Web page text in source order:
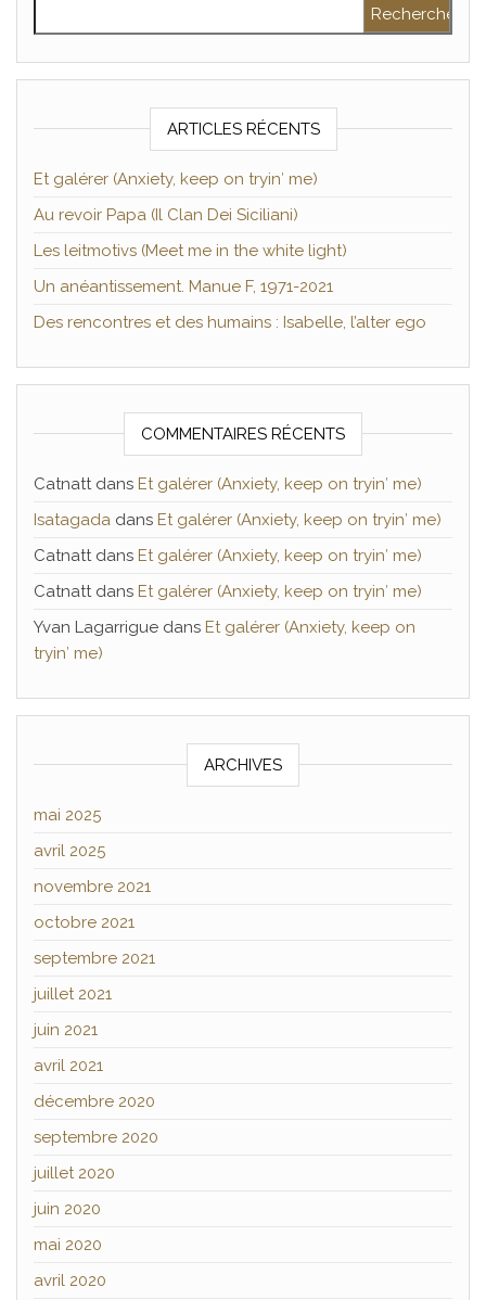
ARTICLES RÉCENTS
Et galérer (Anxiety, keep on tryin′ me)
Au revoir Papa (Il Clan Dei Siciliani)
Les leitmotivs (Meet me in the white light)
Un anéantissement. Manue F, 1971-2021
Des rencontres et des humains : Isabelle, l’alter ego
COMMENTAIRES RÉCENTS
Catnattdans Et galérer (Anxiety, keep on tryin′ me)
Isatagada dans Et galérer (Anxiety, keep on tryin′ me)
Catnattdans Et galérer (Anxiety, keep on tryin′ me)
Catnattdans Et galérer (Anxiety, keep on tryin′ me)
Yvan Lagarrigue dans Et galérer (Anxiety, keep on
tryin′ me)
ARCHIVES
mai 2025
avril 2025
novembre 2021
octobre 2021
septembre 2021
juillet 2021
juin 2021
avril 2021
décembre 2020
septembre 2020
juillet 2020
juin 2020
mai 2020
avril 2020